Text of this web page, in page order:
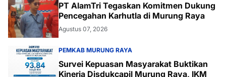
PT AlamTri Tegaskan Komitmen Dukung
Pencegahan Karhutla di Murung Raya
Agustus 07, 2026
PEMKAB MURUNG RAYA
Survei Kepuasan Masyarakat Buktikan
Kinerja Disdukcapil Murung Raya, IKM